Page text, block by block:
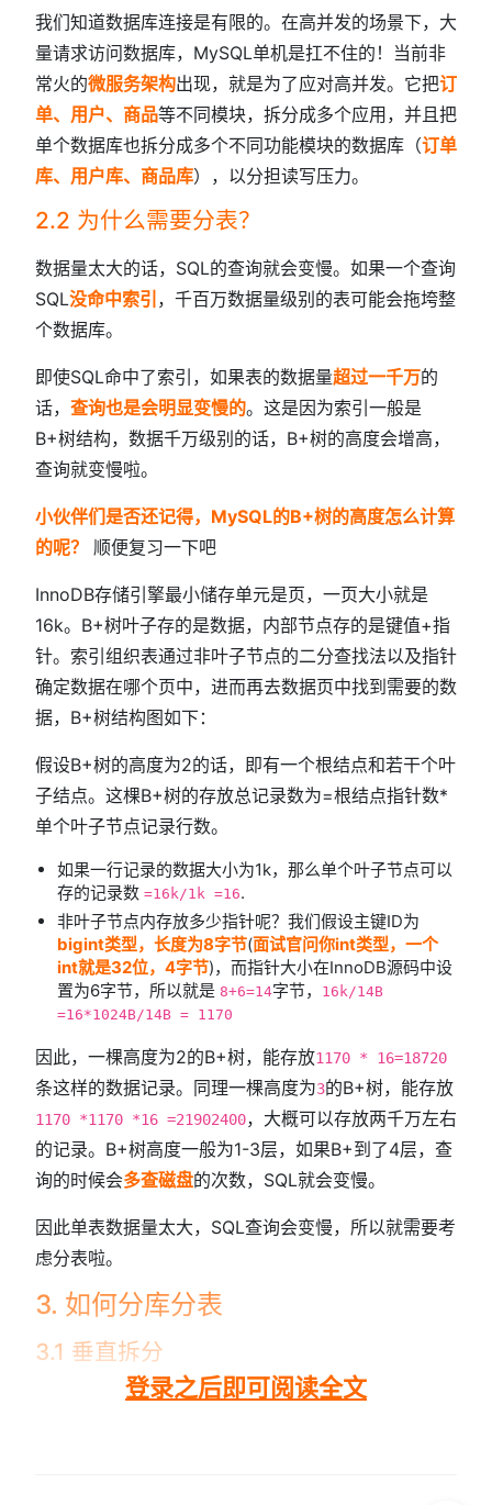
我们知道数据库连接是有限的。在高并发的场景下，大
量请求访问数据库，MySQL单机是扛不住的！当前非
常火的微服务架构出现，就是为了应对高并发。它把订
单、用户、商品等不同模块，拆分成多个应用，并且把
单个数据库也拆分成多个不同功能模块的数据库（订单
库、用户库、商品库），以分担读写压力。
2.2 为什么需要分表？
数据量太大的话，SQL的查询就会变慢。如果一个查询
SQL没命中索引 ，千百万数据量级别的表可能会拖垮整
个数据库。
即使SQL命中了索引，如果表的数据量超过一千万的
话， 查询也是会明显变慢的。这是因为索引一般是
B+树结构，数据千万级别的话，B+树的高度会增高，
查询就变慢啦。
小伙伴们是否还记得，MySQL的B+树的高度怎么计算
的呢？
顺便复习一下吧
InnoDB存储引擎最小储存单元是页，一页大小就是
16k。B+树叶子存的是数据，内部节点存的是键值+指
针。索引组织表通过非叶子节点的二分查找法以及指针
确定数据在哪个页中，进而再去数据页中找到需要的数
据，B+树结构图如下：
假设B+树的高度为2的话，即有一个根结点和若干个叶
子结点。这棵B+树的存放总记录数为=根结点指针数*
单个叶子节点记录行数。
如果一行记录的数据大小为1k，那么单个叶子节点可以
存的记录数 =16k/1k =16.
非叶子节点内存放多少指针呢？我们假设主键ID为
bigint类型，长度为8字节(面试官问你int类型，一个
int就是32位，4字节)，而指针大小在InnoDB源码中设
置为6字节，所以就是 8+6=14字节，
16k/14B
=16*1024B/14B = 1170
因此，一棵高度为2的B+树，能存放1170 * 16=18720
条这样的数据记录。同理一棵高度为3的B+树，能存放
1170 *1170 *16 =21902400，大概可以存放两千万左右
的记录。B+树高度一般为1-3层，如果B+到了4层，查
询的时候会多查磁盘的次数，SQL就会变慢。
因此单表数据量太大，SQL查询会变慢，所以就需要考
虑分表啦。
3. 如何分库分表
3.1 垂直拆分
登录之后即可阅读全文